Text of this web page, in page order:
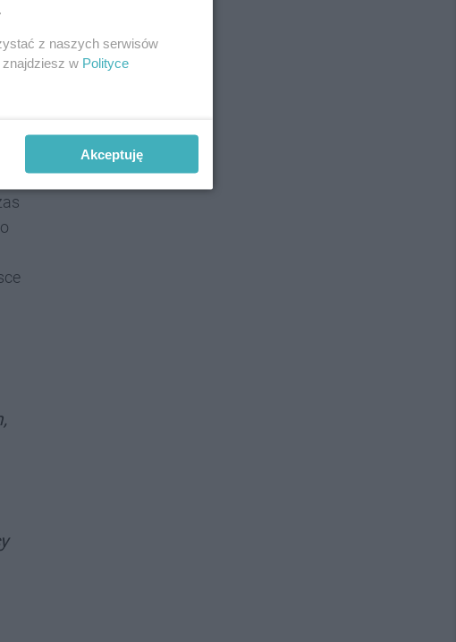
z naszych serwisów
znajdziesz w Polityce
Akceptuję